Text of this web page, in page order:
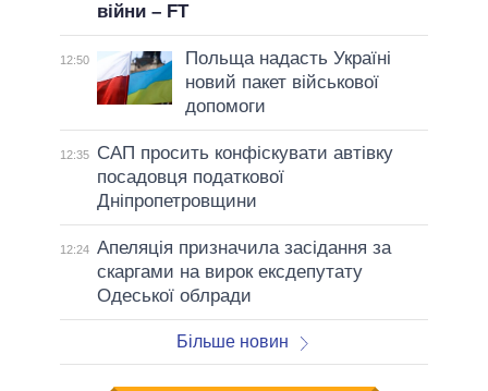
війни – FT
12:50
Польща надасть Україні
новий пакет військової
допомоги
12:35
САП просить конфіскувати автівку
посадовця податкової
Дніпропетровщини
12:24 Апеляція призначила засідання за
скаргами на вирок ексдепутату
Одеської облради
Більше новин